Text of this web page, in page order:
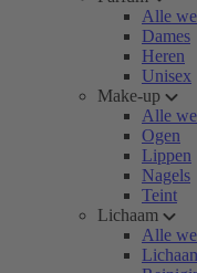
Alle
Dames
Heren
Unisex
Make-up
Alle
Ogen
Lippen
Nagels
Teint
Lichaam
Alle